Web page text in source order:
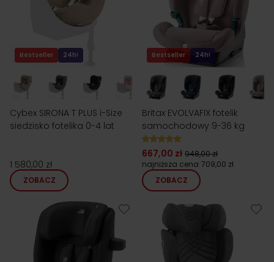
Bestseller 24h!
Cybex SIRONA T PLUS i-Size
siedzisko fotelika 0-4 lat
1 580,00 zł
ZOBACZ
Bestseller 24h!
Britax EVOLVAFIX fotelik
samochodowy 9-36 kg
667,00 zł 948,00 zł
najniższa cena 709,00 zł
ZOBACZ